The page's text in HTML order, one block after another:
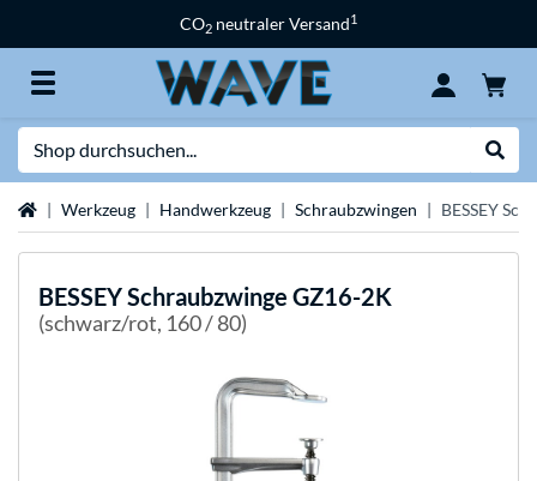
CO2 neutraler Versand1
StartseiteWerkzeug Handwerkzeug Schraubzwingen BESSEY
BESSEYSchraubzwinge GZ16-2K
(schwarz/rot, 160 / 80)